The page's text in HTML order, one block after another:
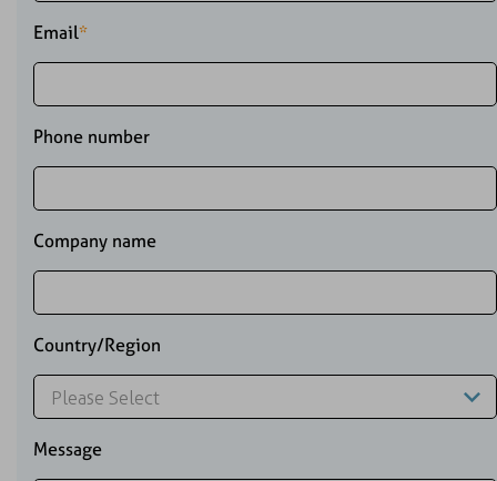
Email*
Phone number
Company name
Country/Region
Message